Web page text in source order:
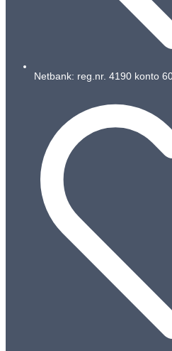
Netbank: reg.nr. 4190 konto